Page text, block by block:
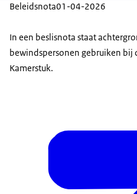
Beleidsnota01-04-2026
In een beslisnota staat
bewindspersonen gebruiken bij
Kamerstuk.